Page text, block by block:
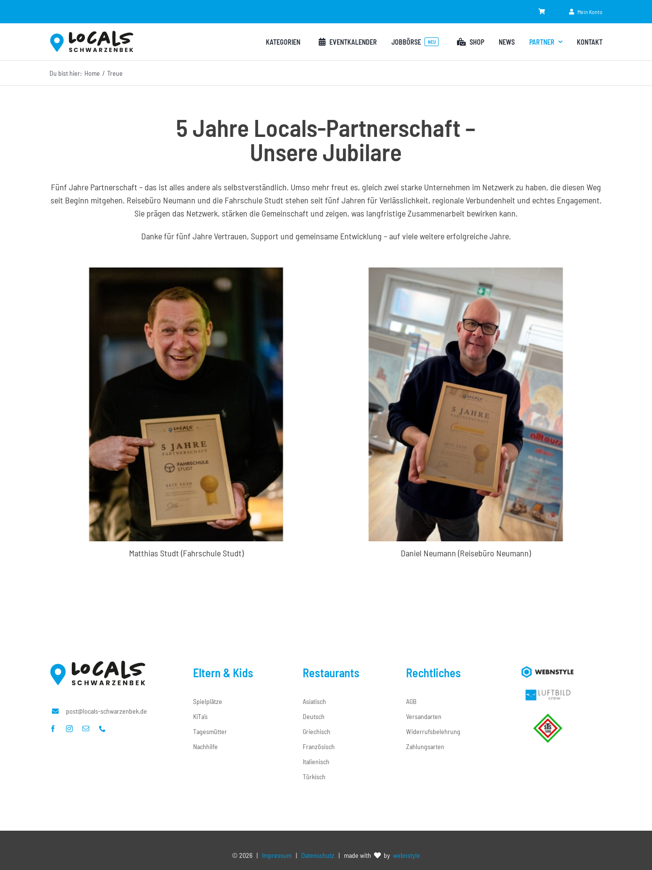
Mein Konto
KATEGORIEN EVENTKALENDER JOBBÖRSE NEU SHOP NEWS PARTNER KONTAKT
Du bist hier: Home Treue
5 Jahre Locals-Partnerschaft –
Unsere Jubilare
Fünf Jahre Partnerschaft – das ist alles andere als selbstverständlich. Umso mehr freut es, gleich zwei starke Unternehmen im Netzwerk zu haben, die diesen Weg
seit Beginn mitgehen. Reisebüro Neumann und die Fahrschule Studt stehen seit fünf Jahren für Verlässlichkeit, regionale Verbundenheit und echtes Engagement.
Sie prägen das Netzwerk, stärken die Gemeinschaft und zeigen, was langfristige Zusammenarbeit bewirken kann.
Danke für fünf Jahre Vertrauen, Support und gemeinsame Entwicklung – auf viele weitere erfolgreiche Jahre.
Matthias Studt (Fahrschule Studt) Daniel Neumann (Reisebüro Neumann)
post@locals-schwarzenbek.de
Eltern & Kids
Spielplätze
KiTa’s
Tagesmütter
Nachhilfe
Restaurants
Asiatisch
Deutsch
Griechisch
Französisch
Italienisch
Türkisch
Rechtliches
AGB
Versandarten
Widerrufsbelehrung
Zahlungsarten
© 2026 | Impressum | Datenschutz | made with by webnstyle